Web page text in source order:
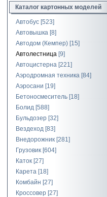
Каталог картонных моделей
Автобус [523]
Автовышка [8]
Автодом (Кемпер) [15]
Автолестница [9]
Автоцистерна [221]
Аэродромная техника [84]
Аэросани [19]
Бетоносмеситель [18]
Болид [588]
Бульдозер [32]
Вездеход [83]
Внедорожник [281]
Грузовик [604]
Каток [27]
Карета [18]
Комбайн [27]
Кроссовер [27]